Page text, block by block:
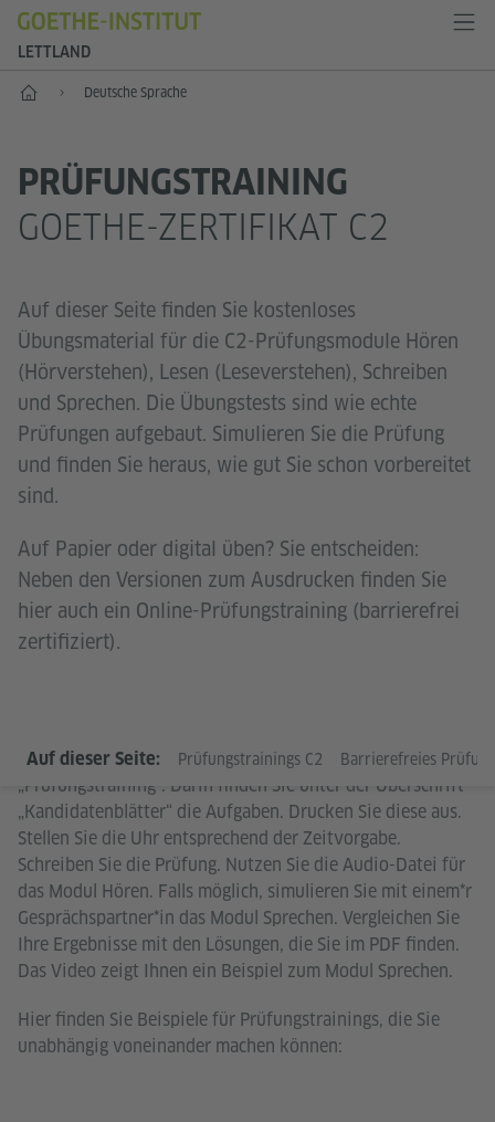
LETTLAND
Start Deutsche Sprache
PRÜFUNGSTRAINING
GOETHE-ZERTIFIKAT C2
Auf dieser Seite finden Sie kostenloses
Übungsmaterial für die C2-Prüfungsmodule Hören
(Hörverstehen), Lesen (Leseverstehen), Schreiben
und Sprechen. Die Übungstests sind wie echte
Prüfungen aufgebaut. Simulieren Sie die Prüfung
und finden Sie heraus, wie gut Sie schon vorbereitet
sind.
Auf Papier oder digital üben? Sie entscheiden:
Neben den Versionen zum Ausdrucken finden Sie
hier auch ein Online-Prüfungstraining (barrierefrei
zertifiziert).
Auf dieser Seite: Prüfungstrainings C2 Barrierefreies
Sie möchten die Prüfung simulieren? Öffnen Sie das PDF
„Prüfungstraining“. Darin finden Sie unter der Überschrift
„Kandidatenblätter“ die Aufgaben. Drucken Sie diese aus.
Stellen Sie die Uhr entsprechend der Zeitvorgabe.
Schreiben Sie die Prüfung. Nutzen Sie die Audio-Datei für
das Modul Hören. Falls möglich, simulieren Sie mit einem*r
Gesprächspartner*in das Modul Sprechen. Vergleichen Sie
Ihre Ergebnisse mit den Lösungen, die Sie im PDF finden.
Das Video zeigt Ihnen ein Beispiel zum Modul Sprechen.
Hier finden Sie Beispiele für Prüfungstrainings, die Sie
unabhängig voneinander machen können: